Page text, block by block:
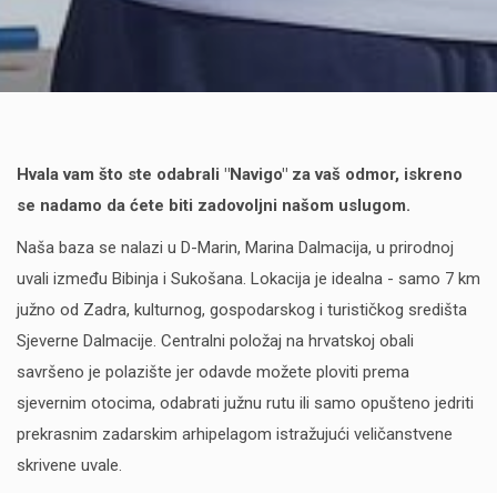
Hvala vam što ste odabrali "Navigo" za vaš odmor, iskreno
se nadamo da ćete biti zadovoljni našom uslugom.
Naša baza se nalazi u D-Marin, Marina Dalmacija, u prirodnoj
uvali između Bibinja i Sukošana. Lokacija je idealna - samo 7 km
južno od Zadra, kulturnog, gospodarskog i turističkog središta
Sjeverne Dalmacije. Centralni položaj na hrvatskoj obali
savršeno je polazište jer odavde možete ploviti prema
sjevernim otocima, odabrati južnu rutu ili samo opušteno jedriti
prekrasnim zadarskim arhipelagom istražujući veličanstvene
skrivene uvale.